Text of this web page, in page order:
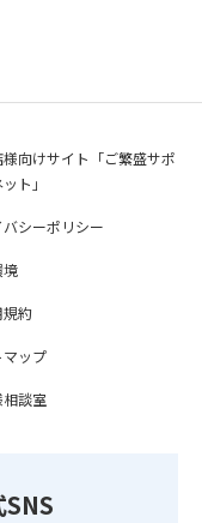
向けサイト「ご繁盛サポ
ト」
バシーポリシー
境
規約
ップ
談室